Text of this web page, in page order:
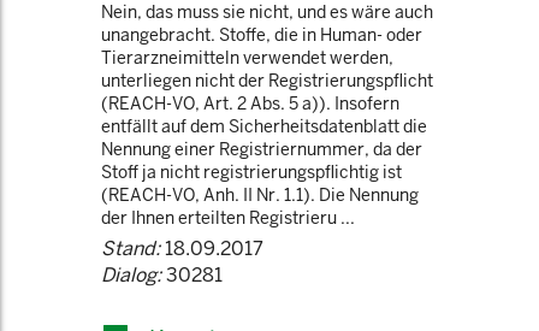
Nein, das muss sie nicht, und es wäre auch
unangebracht. Stoffe, die in Human- oder
Tierarzneimitteln verwendet werden,
unterliegen nicht der Registrierungspflicht
(REACH-VO, Art. 2 Abs. 5 a)). Insofern
entfällt auf dem Sicherheitsdatenblatt die
Nennung einer Registriernummer, da der
Stoff ja nicht registrierungspflichtig ist
(REACH-VO, Anh. II Nr. 1.1). Die Nennung
der Ihnen erteilten Registrieru ...
Stand:18.09.2017
Dialog:30281